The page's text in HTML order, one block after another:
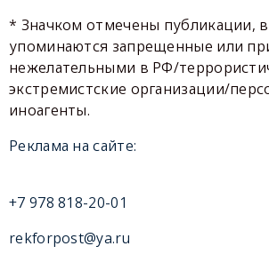
* Значком отмечены публикации,
упоминаются запрещенные или
нежелательными в РФ/
экстремистские организации/
иноагенты.
Реклама на сайте:
+7 978 818-20-01
rekforpost@ya.ru